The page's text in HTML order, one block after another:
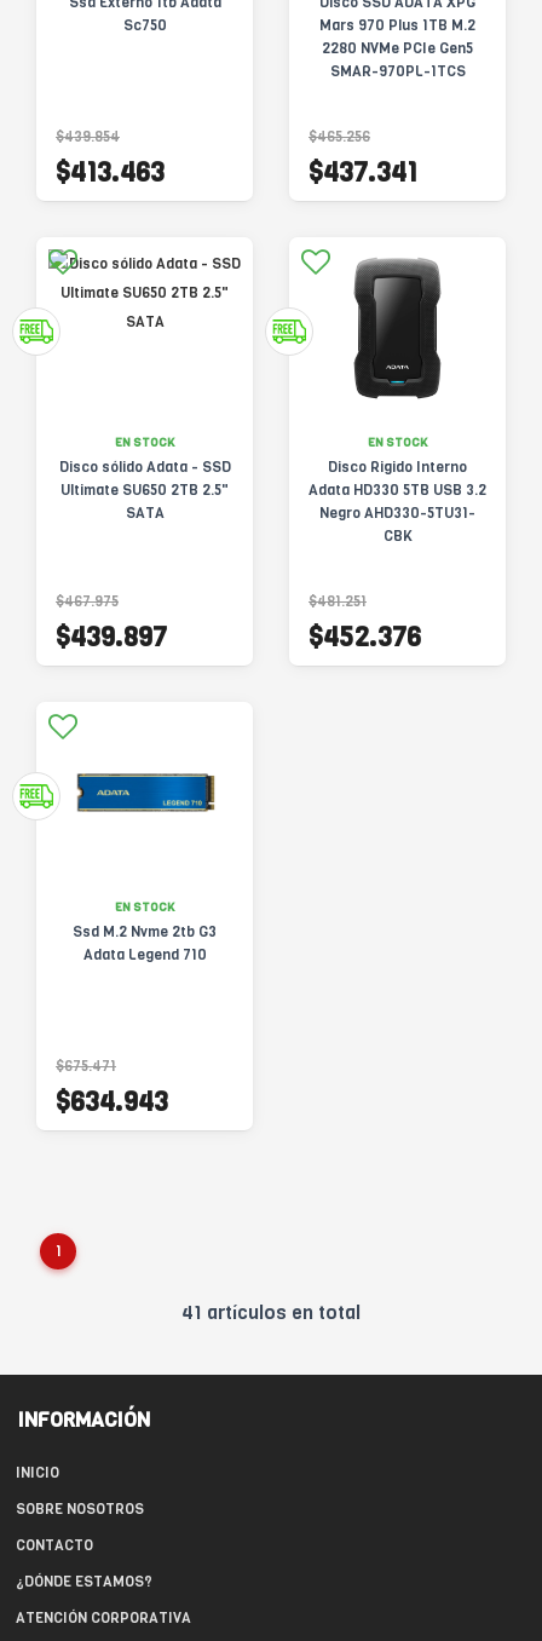
Sc750
$439.854
$413.463
Mars 970 Plus 1TB M.2
2280 NVMe PCIe Gen5
SMAR-970PL-1TCS
$465.256
$437.341
EN STOCK
Disco sólido Adata - SSD
Ultimate SU650 2TB 2.5"
SATA
$467.975
$439.897
EN STOCK
Disco Rigido Interno
Adata HD330 5TB USB 3.2
Negro AHD330-5TU31-
CBK
$481.251
$452.376
EN STOCK
Ssd M.2 Nvme 2tb G3
Adata Legend 710
$675.471
$634.943
1
41 artículos en total
INFORMACIÓN
INICIO
SOBRE NOSOTROS
CONTACTO
¿DÓNDE ESTAMOS?
ATENCIÓN CORPORATIVA